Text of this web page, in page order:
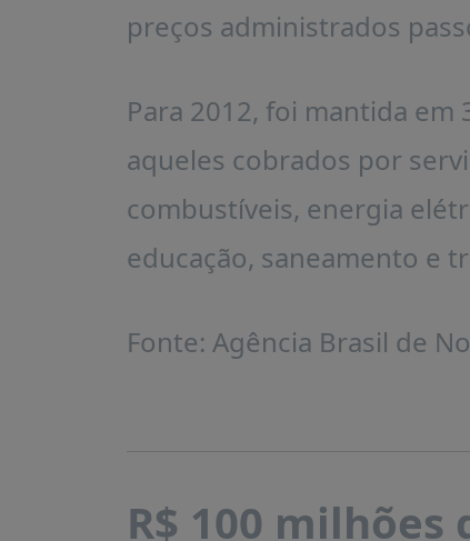
preços administrados
Para 2012, foi mantida em
aqueles cobrados por
combustíveis, energia
educação, saneamento e
Fonte: Agência Brasil de
R$ 100